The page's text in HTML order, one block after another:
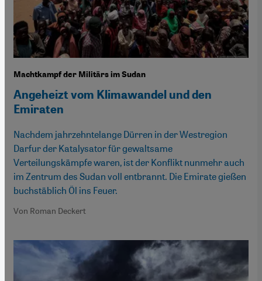
Machtkampf der Militärs im Sudan
Angeheizt vom Klimawandel und den
Emiraten
Nachdem jahrzehntelange Dürren in der Westregion
Darfur der Katalysator für gewaltsame
Verteilungskämpfe waren, ist der Konflikt nunmehr auch
im Zentrum des Sudan voll entbrannt. Die Emirate gießen
buchstäblich Öl ins Feuer.
Von Roman Deckert